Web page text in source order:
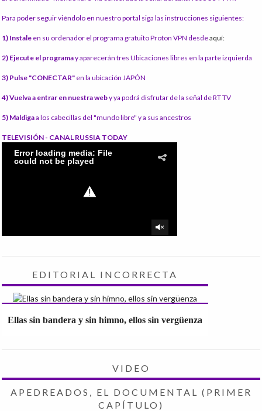
Para poder seguir viéndolo en nuestro portal siga las instrucciones siguientes:
1) Instale en su ordenador el programa gratuito Proton VPN desdeaquí:
2) Ejecute el programay aparecerán tres Ubicaciones libres en la parte izquierda
3) Pulse "CONECTAR" en la ubicación JAPÓN
4) Vuelva a entrar en nuestra weby ya podrá disfrutar de la señal de RT TV
5) Maldigaa los cabecillas del "mundo libre" y a sus ancestros
TELEVISIÓN - CANAL RUSSIA TODAY
EDITORIAL INCORRECTA
Ellas sin bandera y sin himno, ellos sin vergüenza
VIDEO
APEDREADOS, EL DOCUMENTAL (PRIMER
CAPÍTULO)